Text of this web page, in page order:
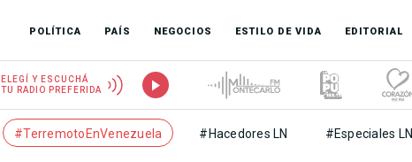
POLÍTICA PAÍS NEGOCIOS ESTILO DE VIDA EDITORIAL
ELEGÍ Y ESCUCHÁ
TU RADIO PREFERIDA
#TerremotoEnVenezuela #Hacedores LN #Especiales LN